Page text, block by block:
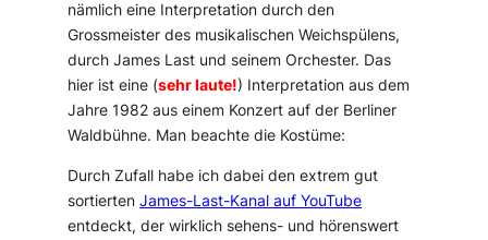
nämlich eine Interpretation durch den
Grossmeister des musikalischen Weichspülens,
durch James Last und seinem Orchester. Das
hier ist eine (sehr laute!) Interpretation aus dem
Jahre 1982 aus einem Konzert auf der Berliner
Waldbühne. Man beachte die Kostüme:
Durch Zufall habe ich dabei den extrem gut
sortiertenJames-Last-Kanal auf YouTube
entdeckt, der wirklich sehens- und hörenswert